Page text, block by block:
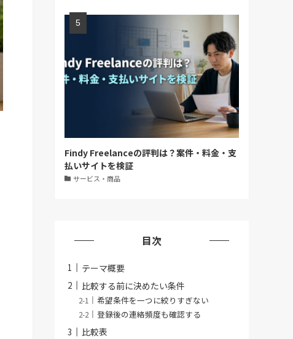
Findy Freelanceの評判は？案件・料金・支
払いサイトを検証
サービス・商品
目次
テーマ概要
比較する前に決めたい条件
希望条件を一つに絞りすぎない
登録後の連絡頻度も確認する
比較表